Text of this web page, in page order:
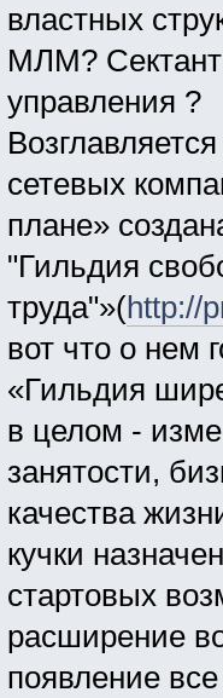
властных
МЛМ?
управления ?
сетевых
плане»
"Гильдия
труда"»(http://
вот что о нем
«Гильдия
в целом -
занятости,
качества
кучки
стартовых
расширение
появление